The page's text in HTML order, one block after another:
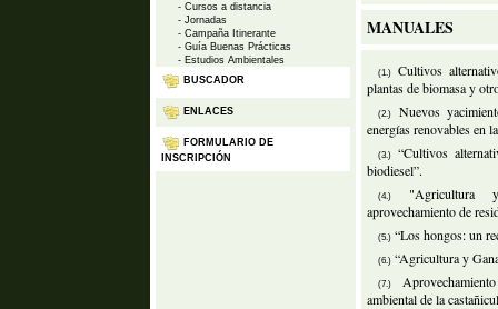
- Cursos a distancia
- Jornadas
- Campaña Itinerante
- Guía Buenas Prácticas
- Estudios Ambientales
BUSCADOR
ENLACES
FORMULARIO DE
INSCRIPCIÓN
MANUALES
(1.)
Cultivos
plantas de biomasa y
(2.)
Nuevos
energías renovables en
(3.)
“Cultivos
biodiesel”.
(4.)
"Agricultura
aprovechamiento de
(5.) “Los hongos: un
(6.) “Agricultura y
(7.)
ambiental de la